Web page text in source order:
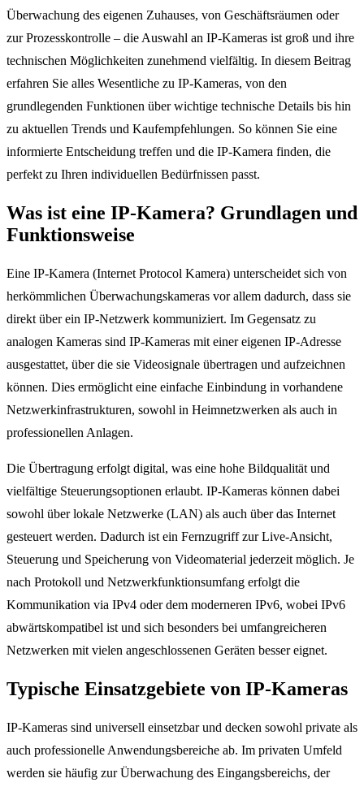
Überwachung des eigenen Zuhauses, von Geschäftsräumen oder
zur Prozesskontrolle – die Auswahl an IP-Kameras ist groß und ihre
technischen Möglichkeiten zunehmend vielfältig. In diesem Beitrag
erfahren Sie alles Wesentliche zu IP-Kameras, von den
grundlegenden Funktionen über wichtige technische Details bis hin
zu aktuellen Trends und Kaufempfehlungen. So können Sie eine
informierte Entscheidung treffen und die IP-Kamera finden, die
perfekt zu Ihren individuellen Bedürfnissen passt.
Was ist eine IP-Kamera? Grundlagen und
Funktionsweise
Eine IP-Kamera (Internet Protocol Kamera) unterscheidet sich von
herkömmlichen Überwachungskameras vor allem dadurch, dass sie
direkt über ein IP-Netzwerk kommuniziert. Im Gegensatz zu
analogen Kameras sind IP-Kameras mit einer eigenen IP-Adresse
ausgestattet, über die sie Videosignale übertragen und aufzeichnen
können. Dies ermöglicht eine einfache Einbindung in vorhandene
Netzwerkinfrastrukturen, sowohl in Heimnetzwerken als auch in
professionellen Anlagen.
Die Übertragung erfolgt digital, was eine hohe Bildqualität und
vielfältige Steuerungsoptionen erlaubt. IP-Kameras können dabei
sowohl über lokale Netzwerke (LAN) als auch über das Internet
gesteuert werden. Dadurch ist ein Fernzugriff zur Live-Ansicht,
Steuerung und Speicherung von Videomaterial jederzeit möglich. Je
nach Protokoll und Netzwerkfunktionsumfang erfolgt die
Kommunikation via IPv4 oder dem moderneren IPv6, wobei IPv6
abwärtskompatibel ist und sich besonders bei umfangreicheren
Netzwerken mit vielen angeschlossenen Geräten besser eignet.
Typische Einsatzgebiete von IP-Kameras
IP-Kameras sind universell einsetzbar und decken sowohl private als
auch professionelle Anwendungsbereiche ab. Im privaten Umfeld
werden sie häufig zur Überwachung des Eingangsbereichs, der